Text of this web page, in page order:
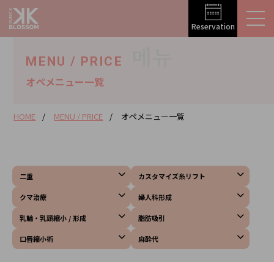
Reservation
MENU / PRICE
オペメニュー⼀覧
HOME MENU / PRICE オペメニュー⼀覧
二重 カスタマイズ糸リフト
クマ治療 婦人科形成
乳輪・乳頭縮小 / 形成 脂肪吸引
口唇縮小術 麻酔代